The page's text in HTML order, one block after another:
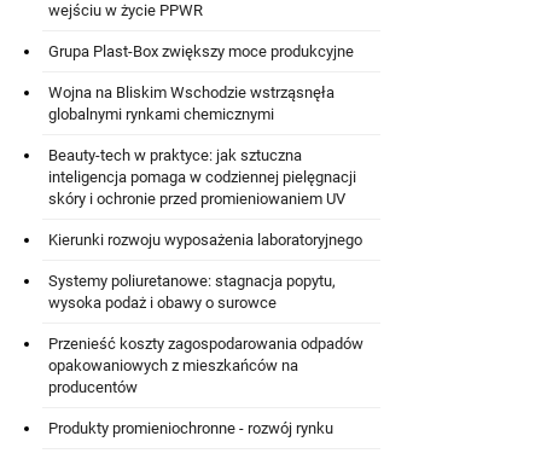
wejściu w życie PPWR
Grupa Plast-Box zwiększy moce produkcyjne
Wojna na Bliskim Wschodzie wstrząsnęła
globalnymi rynkami chemicznymi
Beauty-tech w praktyce: jak sztuczna
inteligencja pomaga w codziennej pielęgnacji
skóry i ochronie przed promieniowaniem UV
Kierunki rozwoju wyposażenia laboratoryjnego
Systemy poliuretanowe: stagnacja popytu,
wysoka podaż i obawy o surowce
Przenieść koszty zagospodarowania odpadów
opakowaniowych z mieszkańców na
producentów
Produkty promieniochronne - rozwój rynku